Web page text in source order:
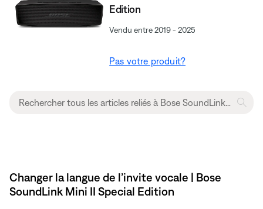
Edition
Vendu entre 2019 - 2025
Pas votre produit?
Changer la langue de l’invite vocale | Bose
SoundLink Mini II Special Edition